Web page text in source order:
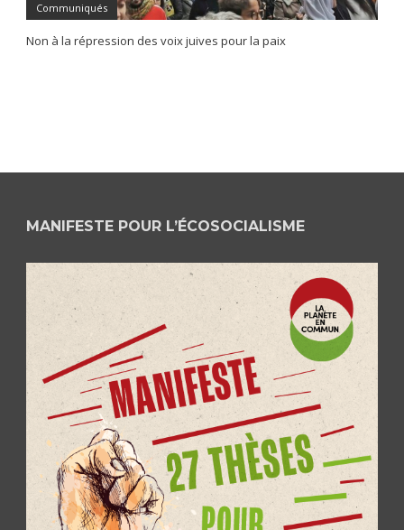
Communiqués
Non à la répression des voix juives pour la paix
MANIFESTE POUR L’ÉCOSOCIALISME